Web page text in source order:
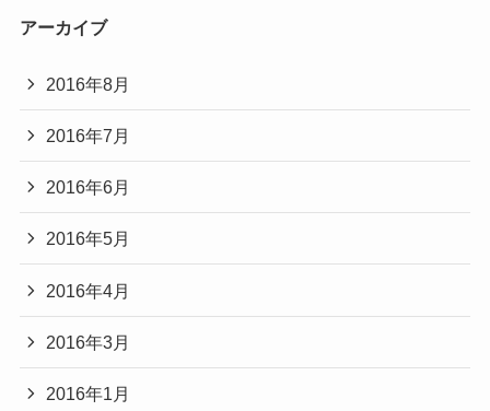
アーカイブ
2016年8月
2016年7月
2016年6月
2016年5月
2016年4月
2016年3月
2016年1月